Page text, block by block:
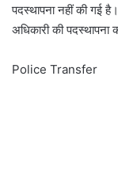
पदस्थापना नहीं की गई
अधिकारी की पदस्थापना
Police Transfer